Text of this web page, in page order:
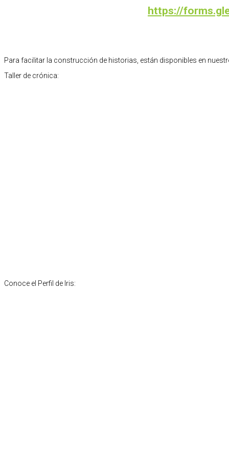
https://
Para facilitar la construcción de historias, están disponibles en
Taller de crónica:
Conoce el Perfil de Iris: